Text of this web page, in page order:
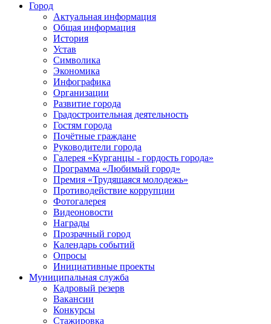
Город
Актуальная информация
Общая информация
История
Устав
Символика
Экономика
Инфографика
Организации
Развитие города
Градостроительная деятельность
Гостям города
Почётные граждане
Руководители города
Галерея «Курганцы - гордость города»
Программа «Любимый город»
Премия «Трудящаяся молодежь»
Противодействие коррупции
Фотогалерея
Видеоновости
Награды
Прозрачный город
Календарь событий
Опросы
Инициативные проекты
Муниципальная служба
Кадровый резерв
Вакансии
Конкурсы
Стажировка